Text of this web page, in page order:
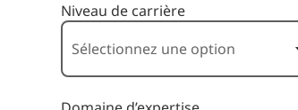
Niveau de carrière